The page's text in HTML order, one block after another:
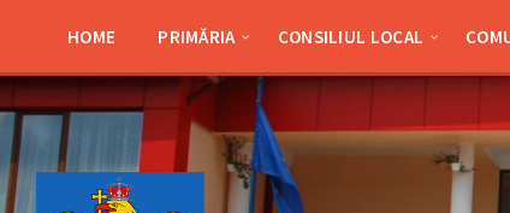
sidebar
sidebar
HOME PRIMĂRIA CONSILIUL LOCAL